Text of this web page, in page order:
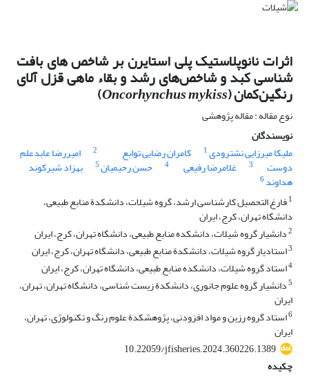
اثرات نانوپلاستیک پلی استایرن بر شاخص های بافت
شناسی کبد و شاخص‌های رشد و بقاء ماهی قزل آلای
رنگین‌کمان (Oncorhynchus mykiss
)
نوع مقاله : مقاله پژوهشی
نویسندگان
ملیکا میرزایی نشترودی1 کامران رضایی توابع 2 امیررضا عابدعلم
دوست 3 غلامرضا رفیعی 4 حسن رحیمیان5 بهزاد شیرکوند
هداوند6
1فارغ التحصیل کارشناسی ارشد، گروه شیلات، دانشکدة منابع طبیعی،
دانشگاه تهران، کرج، ایران
2دانشیار گروه شیلات، دانشکده منابع طبیعی، دانشگاه تهران، کرج، ایران
3استادیار گروه شیلات، دانشکدة منابع طبیعی، دانشگاه تهران، کرج، ایران
4استاد گروه شیلات، دانشکده منابع طبیعی، دانشگاه تهران، کرج، ایران
5دانشیار گروه علوم جانوری، دانشکدة زیست شناسی، دانشگاه تهران، تهران،
ایران
6استاد گروه رزین و مواد افزودنی، پژوهشکدة علوم رنگ و تکنولوژی، تهران،
ایران
10.22059/jfisheries.2024.360226.1389
چکیده